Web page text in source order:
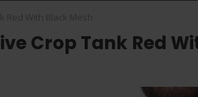
Crop Tank Red